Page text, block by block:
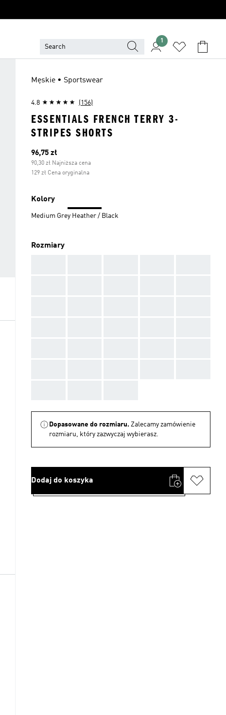
1
Męskie • Sportswear
4.8 (156)
ESSENTIALS FRENCH TERRY 3-
STRIPES SHORTS
Bieżąca cena
96,75 zł
90,30 zł Najniższa cena
129 zł Cena oryginalna
Kolory
Medium Grey Heather / Black
Rozmiary
Dopasowane do rozmiaru. Zalecamy zamówienie
rozmiaru, który zazwyczaj wybierasz.
Dodaj do koszyka